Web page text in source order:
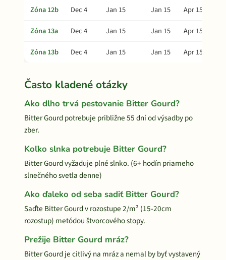
Zóna 12b Dec 4 Jan 15 Jan 15
Apr 15
Zóna 13a
Dec 4 Jan 15 Jan 15
Apr 15
Zóna 13b
Dec 4 Jan 15 Jan 15 Apr 15
Často kladené otázky
Ako dlho trvá pestovanie Bitter Gourd?
Bitter Gourd potrebuje približne 55 dní od výsadby po
zber.
Koľko slnka potrebuje Bitter Gourd?
Bitter Gourd vyžaduje plné slnko. (6+ hodín priameho
slnečného svetla denne)
Ako ďaleko od seba sadiť Bitter Gourd?
Saďte Bitter Gourd v rozostupe 2/m² (15-20cm
rozostup) metódou štvorcového stopy.
Prežije Bitter Gourd mráz?
Bitter Gourd je citlivý na mráz a nemal by byť vystavený